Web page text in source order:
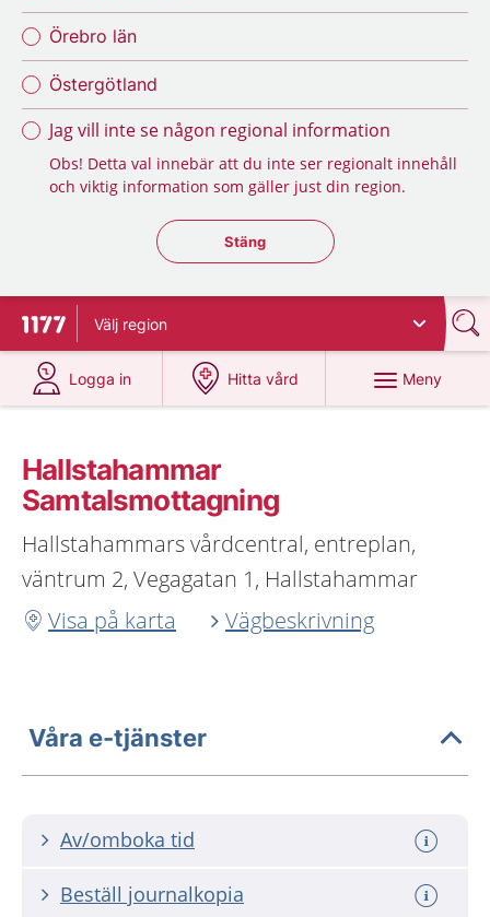
Örebro län
Östergötland
Jag vill inte se någon regional information
Obs! Detta val innebär att du inte ser regionalt innehåll
och viktig information som gäller just din region.
Stäng regionsväljaren
Stäng
Till startsidan för 1177
Välj region
Logga in
på 1177.se
Hitta vård
på 1177.se
Meny
Hallstahammar
Samtalsmottagning
Hallstahammars vårdcentral, entreplan,
väntrum 2, Vegagatan 1, Hallstahammar
Visa på karta
Vägbeskrivning
Våra e-tjänster
Av/omboka tid
Beställ journalkopia